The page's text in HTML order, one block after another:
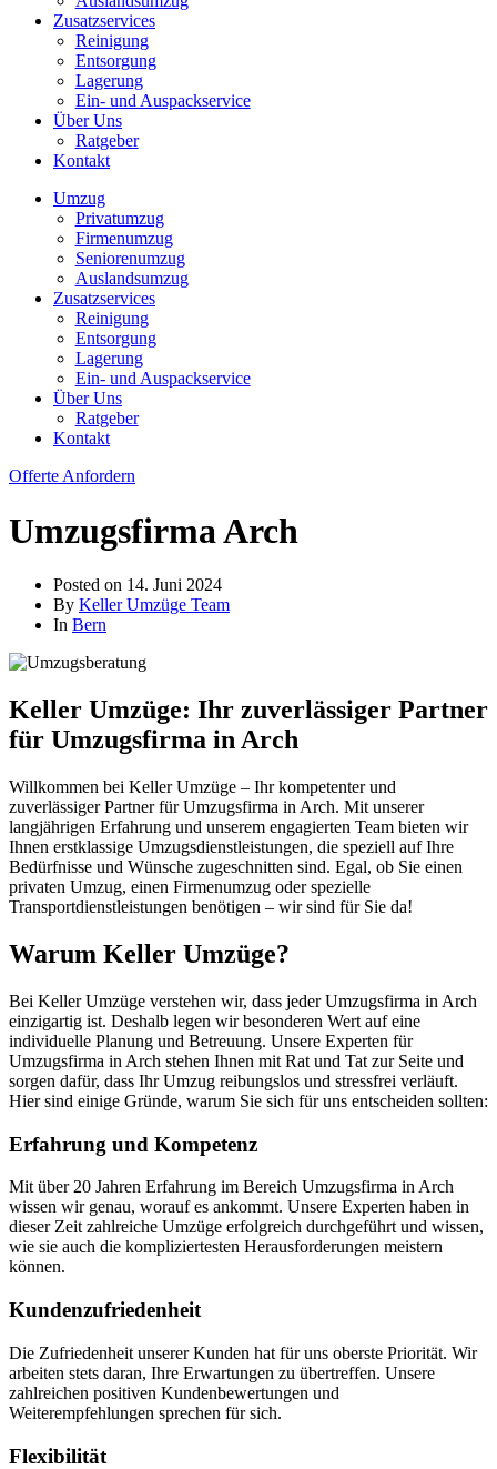
Zusatzservices
Reinigung
Entsorgung
Lagerung
Ein- und Auspackservice
Über Uns
Ratgeber
Kontakt
Umzug
Privatumzug
Firmenumzug
Seniorenumzug
Auslandsumzug
Zusatzservices
Reinigung
Entsorgung
Lagerung
Ein- und Auspackservice
Über Uns
Ratgeber
Kontakt
Offerte Anfordern
Umzugsfirma Arch
Posted on 14. Juni 2024
By Keller Umzüge Team
In Bern
Keller Umzüge: Ihr zuverlässiger Partner
für Umzugsfirma in Arch
Willkommen bei Keller Umzüge – Ihr kompetenter und
zuverlässiger Partner für Umzugsfirma in Arch. Mit unserer
langjährigen Erfahrung und unserem engagierten Team bieten wir
Ihnen erstklassige Umzugsdienstleistungen, die speziell auf Ihre
Bedürfnisse und Wünsche zugeschnitten sind. Egal, ob Sie einen
privaten Umzug, einen Firmenumzug oder spezielle
Transportdienstleistungen benötigen – wir sind für Sie da!
Warum Keller Umzüge?
Bei Keller Umzüge verstehen wir, dass jeder Umzugsfirma in Arch
einzigartig ist. Deshalb legen wir besonderen Wert auf eine
individuelle Planung und Betreuung. Unsere Experten für
Umzugsfirma in Arch stehen Ihnen mit Rat und Tat zur Seite und
sorgen dafür, dass Ihr Umzug reibungslos und stressfrei verläuft.
Hier sind einige Gründe, warum Sie sich für uns entscheiden sollten:
Erfahrung und Kompetenz
Mit über 20 Jahren Erfahrung im Bereich Umzugsfirma in Arch
wissen wir genau, worauf es ankommt. Unsere Experten haben in
dieser Zeit zahlreiche Umzüge erfolgreich durchgeführt und wissen,
wie sie auch die kompliziertesten Herausforderungen meistern
können.
Kundenzufriedenheit
Die Zufriedenheit unserer Kunden hat für uns oberste Priorität. Wir
arbeiten stets daran, Ihre Erwartungen zu übertreffen. Unsere
zahlreichen positiven Kundenbewertungen und
Weiterempfehlungen sprechen für sich.
Flexibilität